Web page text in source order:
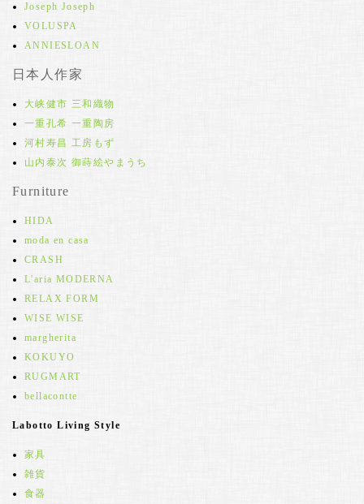
Joseph Joseph
VOLUSPA
ANNIESLOAN
日本人作家
大峡健市 三和織物
一重孔希 一重陶房
河村寿昌 工房もず
山内泰次 御蒔絵やまうち
Furniture
HIDA
moda en casa
CRASH
L'aria MODERNA
RELAX FORM
WISE WISE
margherita
KOKUYO
RUGMART
bellacontte
Labotto Living Style
家具
雑貨
食器